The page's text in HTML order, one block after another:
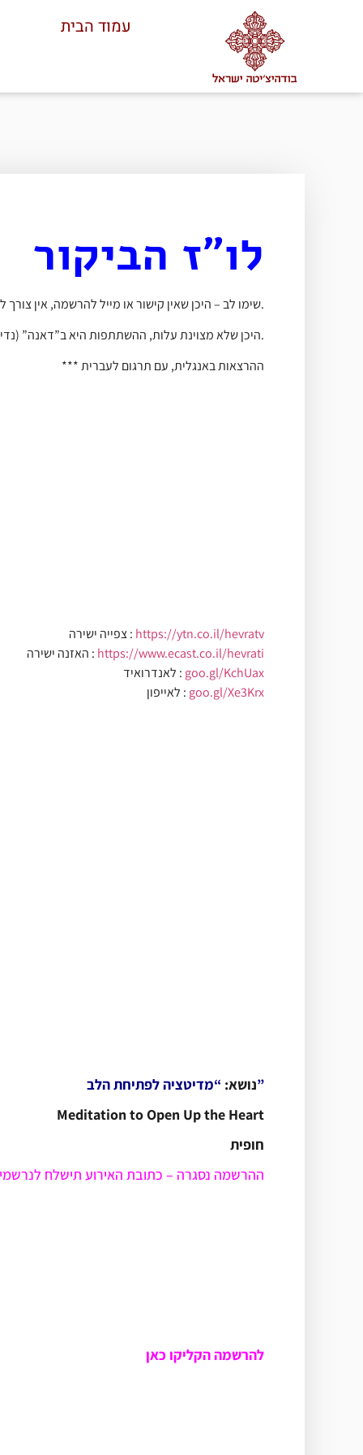
עמוד הבית
לו”ז הביקור
*** שימו לב – היכן שאין קישור או מייל להרשמה, אין צורך להירשם – אנחנו כן מבקשים להגיע כרבע שעה מראש כדי להתמקם (השיעורים מתחילים בזמן).
*** היכן שלא מצוינת עלות, ההשתתפות היא ב”דאנה” (נדיבות) – תרומה לפי הרצון והיכולת.
*** ההרצאות באנגלית, עם תרגום לעברית
צפייה ישירה : https://ytn.co.il/hevratv
האזנה ישירה : https://www.ecast.co.il/hevrati
לאנדרואיד : goo.gl/KchUax
לאייפון : goo.gl/Xe3Krx
נושא:“מדיטציה לפתיחת הלב”
Meditation to Open Up the Heart
חופית
ההרשמה נסגרה – כתובת האירוע תישלח
להרשמה הקליקו כאן